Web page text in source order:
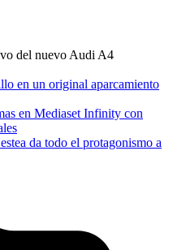
del nuevo Audi A4
en un original aparcamiento
en Mediaset Infinity con
da todo el protagonismo a